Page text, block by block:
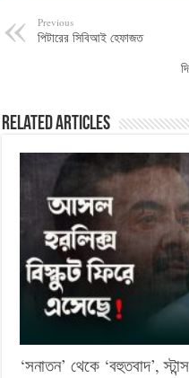
Previous
পিটারের সিবিআই হেফাজত
Related Articles
‘সনাতন’ থেকে ‘বহুতবাদ’,